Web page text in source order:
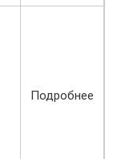
Подробнее